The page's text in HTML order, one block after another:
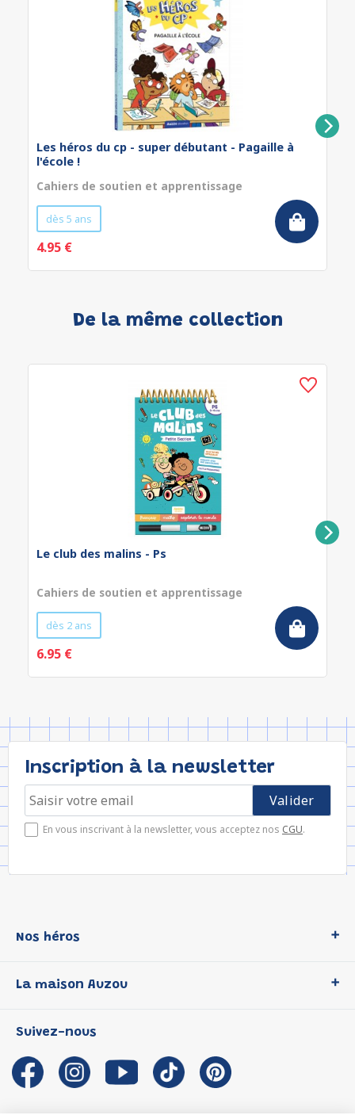
Les héros du cp - super débutant - Pagaille à
l'école !
Cahiers de soutien et apprentissage
dès 5 ans
4.95 €
De la même collection
Le club des malins - Ps
Cahiers de soutien et apprentissage
dès 2 ans
6.95 €
Inscription à la newsletter
En vous inscrivant à la newsletter, vous acceptez nos CGU.
Nos héros
P'tit Loup
Les Influenceuses
Migali
Petite Taupe
La maison Auzou
Notre histoire
Auzou s'engage
Auteurs et illustrateurs Auzou
Suivez-nous